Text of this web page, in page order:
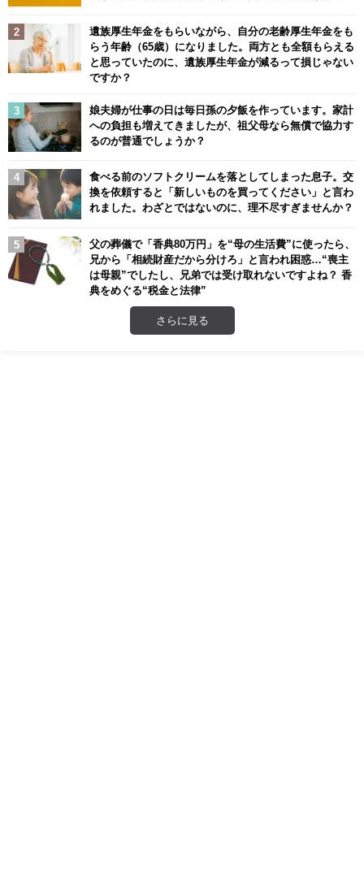
遺族厚生年金をもらいながら、自分の老齢厚生年金をも
らう年齢（65歳）になりました。両方とも全額もらえる
と思っていたのに、遺族厚生年金が減るって損じゃない
ですか？
娘夫婦が仕事の日は毎日孫の夕飯を作っています。家計
への負担も増えてきましたが、祖父母なら無償で協力す
るのが普通でしょうか？
食べる前のソフトクリームを落としてしまった息子。交
換を依頼すると「新しいものを買ってください」と言わ
れました。わざとではないのに、理不尽すぎませんか？
父の葬儀で「香典80万円」を“母の生活費”に使ったら、
兄から「相続財産だから分けろ」と言われ困惑…“喪主
は母親”でしたし、兄弟では受け取れないですよね？ 香
典をめぐる“税金と法律”
さらに見る